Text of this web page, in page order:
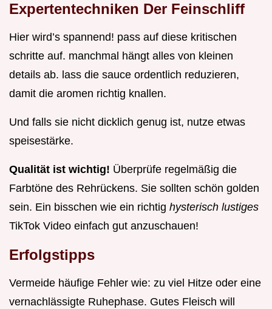
Expertentechniken Der Feinschliff
Hier wird’s spannend! pass auf diese kritischen
schritte auf. manchmal hängt alles von kleinen
details ab. lass die sauce ordentlich reduzieren,
damit die aromen richtig knallen.
Und falls sie nicht dicklich genug ist, nutze etwas
speisestärke.
Qualität ist wichtig! Überprüfe regelmäßig die
Farbtöne des Rehrückens. Sie sollten schön golden
sein. Ein bisschen wie ein richtig hysterisch lustiges
TikTok Video einfach gut anzuschauen!
Erfolgstipps
Vermeide häufige Fehler wie: zu viel Hitze oder eine
vernachlässigte Ruhephase. Gutes Fleisch will